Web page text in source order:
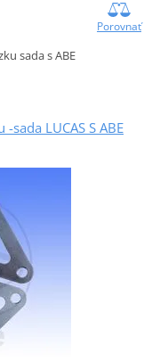
Porovnať
sada s ABE
LUCAS S ABE